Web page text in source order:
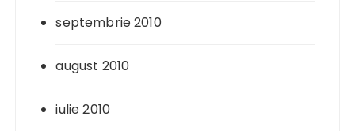
septembrie 2010
august 2010
iulie 2010